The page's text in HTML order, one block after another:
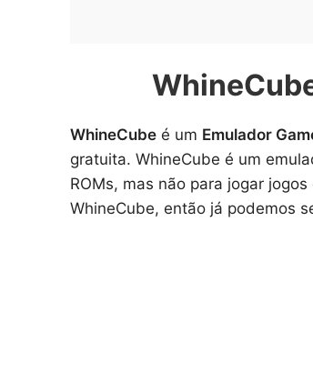
WhineCube é um Emulador
gratuita. WhineCube é um
ROMs, mas não para jogar
WhineCube, então já podemos